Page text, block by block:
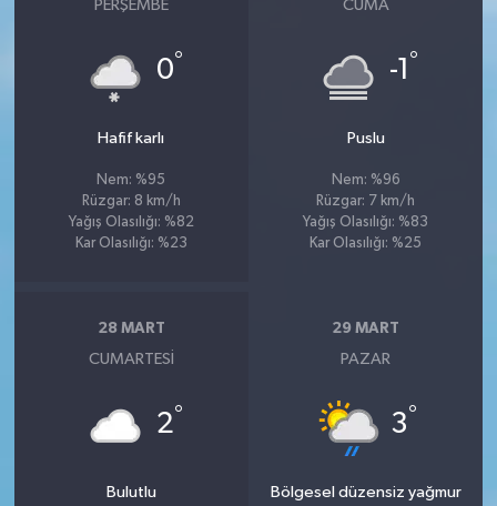
PERŞEMBE
0°
Hafif karlı
Nem: %95
Rüzgar: 8 km/h
Yağış Olasılığı: %82
Kar Olasılığı: %23
CUMA
-1 °
Puslu
Nem: %96
Rüzgar: 7 km/h
Yağış Olasılığı: %83
Kar Olasılığı: %25
28 MART
CUMARTESI
2°
Bulutlu
29 MART
PAZAR
3°
Bölgesel düzensiz yağmur